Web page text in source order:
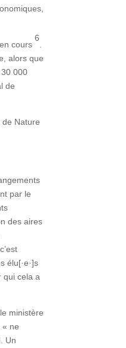
cours
6
alors que
000
de
Nature
par le
des aires
élu[·e·]s
qui cela a
ministère
« ne
Un